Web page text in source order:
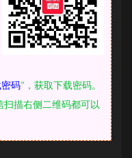
码”，获取下载密码。
扫描右侧二维码都可以